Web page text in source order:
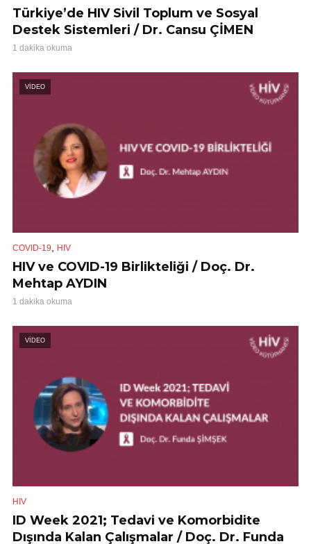
Türkiye’de HIV Sivil Toplum ve Sosyal
Destek Sistemleri / Dr. Cansu ÇİMEN
1 dakika okuma
VİDEO
COVID-19 HIV
HIV ve COVID-19 Birlikteliği / Doç. Dr.
Mehtap AYDIN
1 dakika okuma
VİDEO
HIV
ID Week 2021; Tedavi ve Komorbidite
Dışında Kalan Çalışmalar / Doç. Dr. Funda